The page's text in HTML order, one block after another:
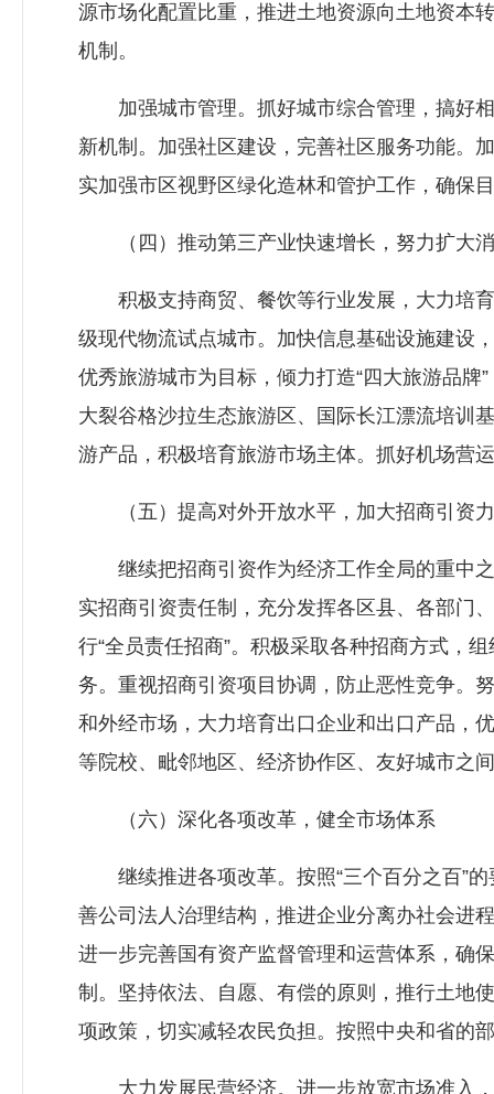
源市场化配置比重，推进土地资源向土地资本
机制。
加强城市管理。抓好城市综合管理，搞好相
新机制。加强社区建设，完善社区服务功能。
实加强市区视野区绿化造林和管护工作，确保
（四）推动第三产业快速增长，努力扩大
积极支持商贸、餐饮等行业发展，大力培育
级现代物流试点城市。加快信息基础设施建设
优秀旅游城市为目标，倾力打造“四大旅游品
大裂谷格沙拉生态旅游区、国际长江漂流培训
游产品，积极培育旅游市场主体。抓好机场营
（五）提高对外开放水平，加大招商引资
继续把招商引资作为经济工作全局的重中之
实招商引资责任制，充分发挥各区县、各部门
行“全员责任招商”。积极采取各种招商方式，
务。重视招商引资项目协调，防止恶性竞争。
和外经市场，大力培育出口企业和出口产品，
等院校、毗邻地区、经济协作区、友好城市之
（六）深化各项改革，健全市场体系
继续推进各项改革。按照“三个百分之百”的
善公司法人治理结构，推进企业分离办社会进
进一步完善国有资产监督管理和运营体系，确
制。坚持依法、自愿、有偿的原则，推行土地
项政策，切实减轻农民负担。按照中央和省的
大力发展民营经济。进一步放宽市场准入，